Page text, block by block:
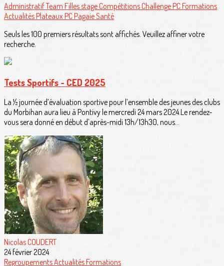
AdministratifTeam FillesstageCompétitionsChallenge PCFormations
ActualitésPlateaux PCPagaie Santé
Seuls les 100 premiers résultats sont affichés. Veuillez affiner votre
recherche.
Tests Sportifs - CED 2025
La ½ journée d’évaluation sportive pour l’ensemble des jeunes des clubs
du Morbihan aura lieu à Pontivy le mercredi 24 mars 2024.Le rendez-
vous sera donné en début d’après-midi 13h/13h30, nous...
Nicolas COUDERT
24 février 2024
RegroupementsActualitésFormations